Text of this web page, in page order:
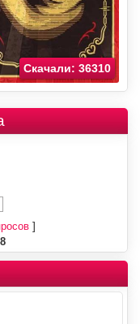
Скачали: 36310
]